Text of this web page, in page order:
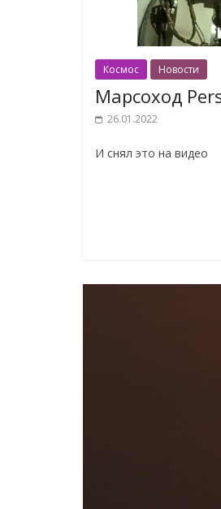
Космос Новости
Марсоход
26.01.2022
И снял это на видео